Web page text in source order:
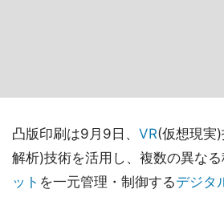
凸版印刷は9月9日、 VR(仮想現実
解析)技術を活用し、複数の異な
ット を一元管理・制御するデジタ